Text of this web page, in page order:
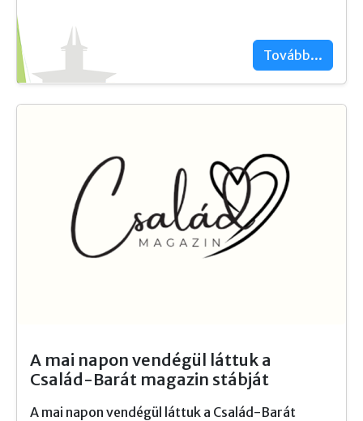
Tovább...
A mai napon vendégül láttuk a
Család-Barát magazin stábját
A mai napon vendégül láttuk a Család-Barát